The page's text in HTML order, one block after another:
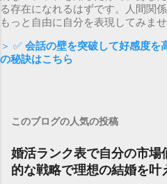
る存在になれるはずです。人間関
もっと自由に自分を表現してみま
＞ ✅ 会話の壁を突破して好感度を
の秘訣はこちら
このブログの人気の投稿
婚活ランク表で自分の市場
的な戦略で理想の結婚を叶